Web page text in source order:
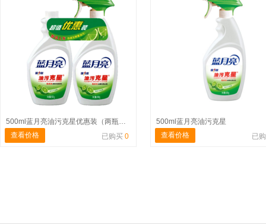
500ml蓝月亮油污克星优惠装（两瓶装）
查看价格
已购买 0
500ml蓝月亮油污克星
查看价格
已